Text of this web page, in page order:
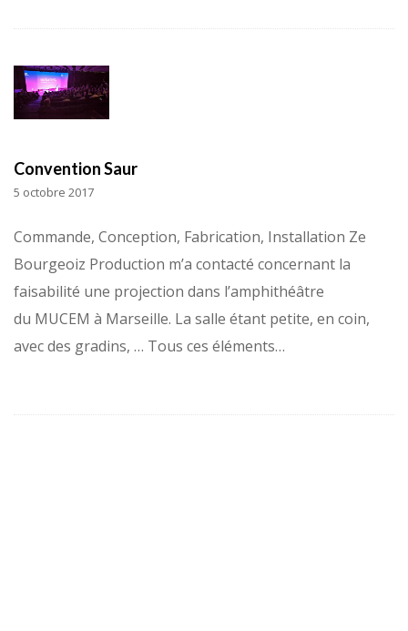
Convention Saur
5 octobre 2017
Commande, Conception, Fabrication, Installation Ze
Bourgeoiz Production m’a contacté concernant la
faisabilité une projection dans l’amphithéâtre
du MUCEM à Marseille. La salle étant petite, en coin,
avec des gradins, … Tous ces éléments…